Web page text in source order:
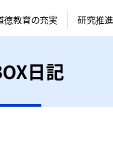
徳教育の充実 研究推
日記